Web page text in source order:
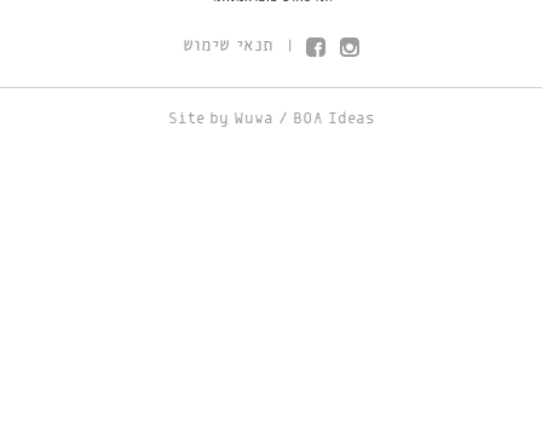
תנאי שימוש
Site by Wuwa / BOA Ideas